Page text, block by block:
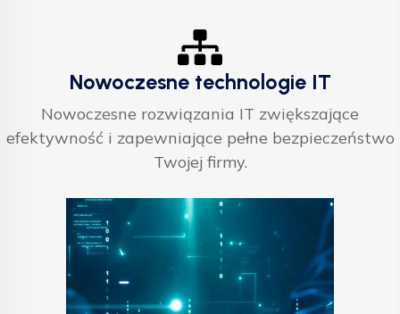
Nowoczesne technologie IT
Nowoczesne rozwiązania IT zwiększające
efektywność i zapewniające pełne bezpieczeństwo
Twojej firmy.